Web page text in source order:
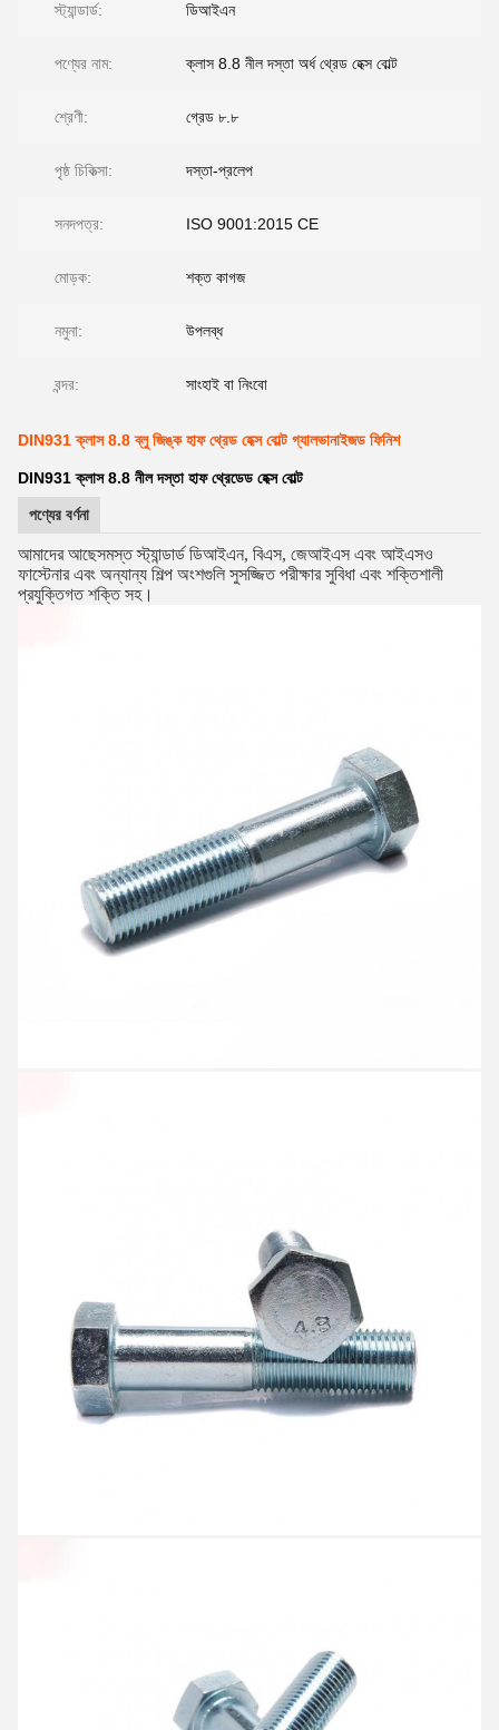
স্ট্যান্ডার্ড: ডিআইএন
পণ্যের নাম: ক্লাস 8.8 নীল দস্তা অর্ধ থ্রেড হেক্স বোল্ট
শ্রেণী: গ্রেড ৮.৮
পৃষ্ঠ চিকিত্সা: দস্তা-প্রলেপ
সনদপত্র: ISO 9001:2015 CE
মোড়ক: শক্ত কাগজ
নমুনা: উপলব্ধ
বন্দর: সাংহাই বা নিংবো
DIN931 ক্লাস 8.8 ব্লু জিঙ্ক হাফ থ্রেড হেক্স বোল্ট গ্যালভানাইজড ফিনিশ
DIN931 ক্লাস 8.8 নীল দস্তা হাফ থ্রেডেড হেক্স বোল্ট
পণ্যের বর্ণনা
আমাদের আছেসমস্ত স্ট্যান্ডার্ড ডিআইএন, বিএস, জেআইএস এবং আইএসও
ফাস্টেনার এবং অন্যান্য শিল্প অংশগুলি সুসজ্জিত পরীক্ষার সুবিধা এবং শক্তিশালী
প্রযুক্তিগত শক্তি সহ।